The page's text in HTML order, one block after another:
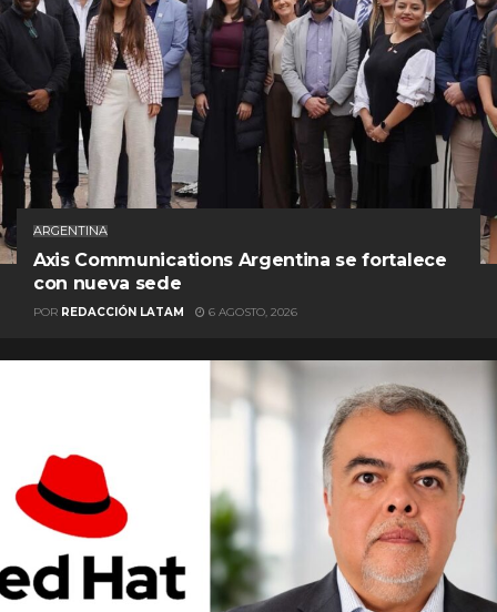
ARGENTINA
Axis Communications Argentina se fortalece
con nueva sede
POR REDACCIÓN LATAM 6 AGOSTO, 2026